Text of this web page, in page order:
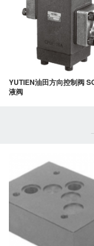
YUTIEN油田方向控制阀
液阀